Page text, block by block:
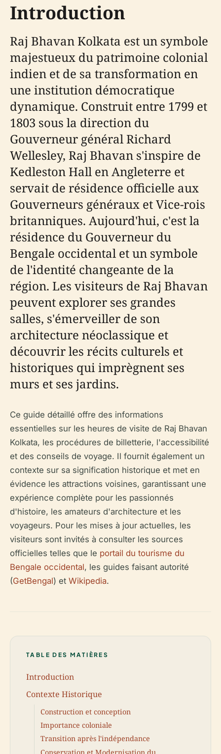
Introduction
Raj Bhavan Kolkata est un symbole
majestueux du patrimoine colonial
indien et de sa transformation en
une institution démocratique
dynamique. Construit entre 1799 et
1803 sous la direction du
Gouverneur général Richard
Wellesley, Raj Bhavan s'inspire de
Kedleston Hall en Angleterre et
servait de résidence officielle aux
Gouverneurs généraux et Vice-rois
britanniques. Aujourd'hui, c'est la
résidence du Gouverneur du
Bengale occidental et un symbole
de l'identité changeante de la
région. Les visiteurs de Raj Bhavan
peuvent explorer ses grandes
salles, s'émerveiller de son
architecture néoclassique et
découvrir les récits culturels et
historiques qui imprègnent ses
murs et ses jardins.
Ce guide détaillé offre des informations
essentielles sur les heures de visite de Raj Bhavan
Kolkata, les procédures de billetterie, l'accessibilité
et des conseils de voyage. Il fournit également un
contexte sur sa signification historique et met en
évidence les attractions voisines, garantissant une
expérience complète pour les passionnés
d'histoire, les amateurs d'architecture et les
voyageurs. Pour les mises à jour actuelles, les
visiteurs sont invités à consulter les sources
officielles telles que le portail du tourisme du
Bengale occidental, les guides faisant autorité
(GetBengal) et Wikipedia.
TABLE DES MATIÈRES
Introduction
Contexte Historique
Construction et conception
Importance coloniale
Transition après l'indépendance
Conservation et Modernisation du